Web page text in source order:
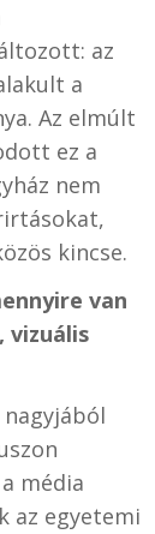
az
a
Az elmúlt
ez a
nem
kincse.
van
vizuális
média
az egyetemi